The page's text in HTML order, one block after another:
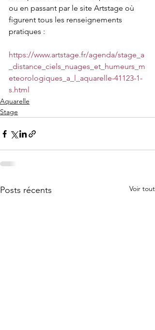
ou en passant par le site Artstage où
figurent tous les renseignements
pratiques :
https://www.artstage.fr/agenda/stage_a
_distance_ciels_nuages_et_humeurs_m
eteorologiques_a_l_aquarelle-41123-1-
s.html
Aquarelle
Stage
Posts récents Voir tout